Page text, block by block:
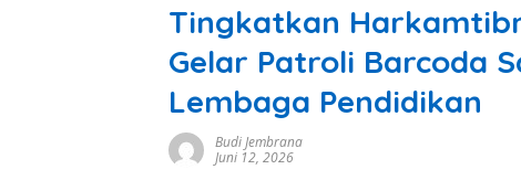
Tingkatkan
Gelar Patroli Barcoda
Lembaga Pendidikan
Budi Jembrana
Juni 12, 2026